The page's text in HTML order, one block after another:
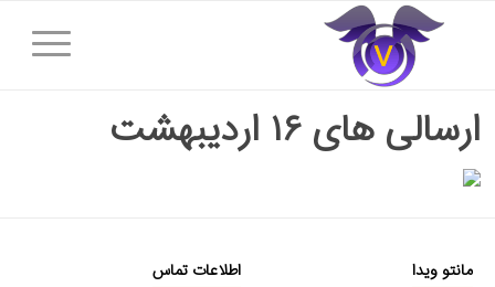
ارسالی های ۱۶ اردیبهشت
مانتو ویدا اطلاعات تماس